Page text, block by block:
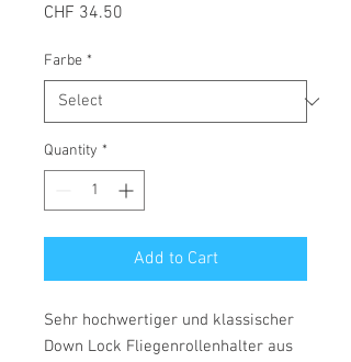
CHF 34.50
Farbe *
Quantity *
Add to Cart
Sehr hochwertiger und klassischer
Down Lock Fliegenrollenhalter aus